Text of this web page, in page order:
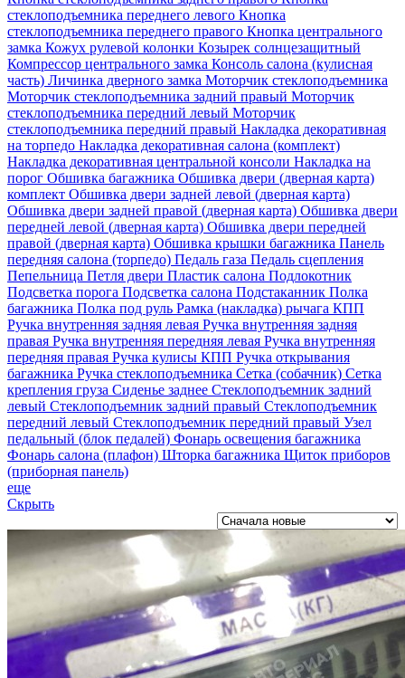
стеклоподъемника переднего левого Кнопка
стеклоподъемника переднего правого Кнопка центрального
замка Кожух рулевой колонки Козырек солнцезащитный
Компрессор центрального замка Консоль салона (кулисная
часть) Личинка дверного замка Моторчик стеклоподъемника
Моторчик стеклоподъемника задний правый Моторчик
стеклоподъемника передний левый Моторчик
стеклоподъемника передний правый Накладка декоративная
на торпедо Накладка декоративная салона (комплект)
Накладка декоративная центральной консоли Накладка на
порог Обшивка багажника Обшивка двери (дверная карта)
комплект Обшивка двери задней левой (дверная карта)
Обшивка двери задней правой (дверная карта) Обшивка двери
передней левой (дверная карта) Обшивка двери передней
правой (дверная карта) Обшивка крышки багажника Панель
передняя салона (торпедо) Педаль газа Педаль сцепления
Пепельница Петля двери Пластик салона Подлокотник
Подсветка порога Подсветка салона Подстаканник Полка
багажника Полка под руль Рамка (накладка) рычага КПП
Ручка внутренняя задняя левая Ручка внутренняя задняя
правая Ручка внутренняя передняя левая Ручка внутренняя
передняя правая Ручка кулисы КПП Ручка открывания
багажника Ручка стеклоподъемника Сетка (собачник) Сетка
крепления груза Сиденье заднее Стеклоподъемник задний
левый Стеклоподъемник задний правый Стеклоподъемник
передний левый Стеклоподъемник передний правый Узел
педальный (блок педалей) Фонарь освещения багажника
Фонарь салона (плафон) Шторка багажника Щиток приборов
(приборная панель)
еще
Скрыть